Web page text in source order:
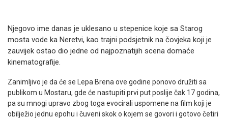
Njegovo ime danas je uklesano u stepenice koje sa Starog
mosta vode ka Neretvi, kao trajni podsjetnik na čovjeka koji je
zauvijek ostao dio jedne od najpoznatijih scena domaće
kinematografije.
Zanimljivo je da će se Lepa Brena ove godine ponovo družiti sa
publikom u Mostaru, gde će nastupiti prvi put poslije čak 17 godina,
pa su mnogi upravo zbog toga evocirali uspomene na film koji je
obilježio jednu epohu i čuveni skok o kojem se govori i gotovo četiri